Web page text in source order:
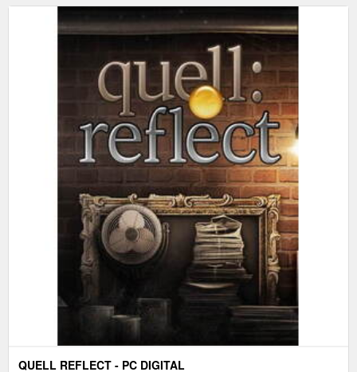
QUELL REFLECT - PC DIGITAL